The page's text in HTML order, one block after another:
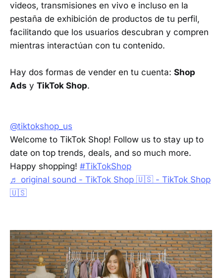
videos, transmisiones en vivo e incluso en la
pestaña de exhibición de productos de tu perfil,
facilitando que los usuarios descubran y compren
mientras interactúan con tu contenido.
Hay dos formas de vender en tu cuenta: Shop
Ads y TikTok Shop.
@tiktokshop_us
Welcome to TikTok Shop! Follow us to stay up to
date on top trends, deals, and so much more.
Happy shopping! #TikTokShop
♬ original sound - TikTok Shop 🇺🇸 - TikTok Shop
🇺🇸